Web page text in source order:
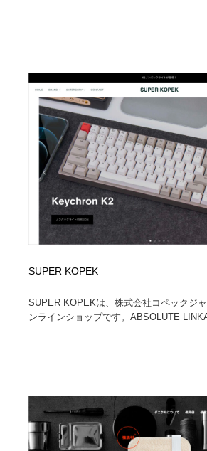
SUPER KOPEK
SUPER KOPEKは、株式会社コペックジ
ンラインショップです。ABSOLUTE